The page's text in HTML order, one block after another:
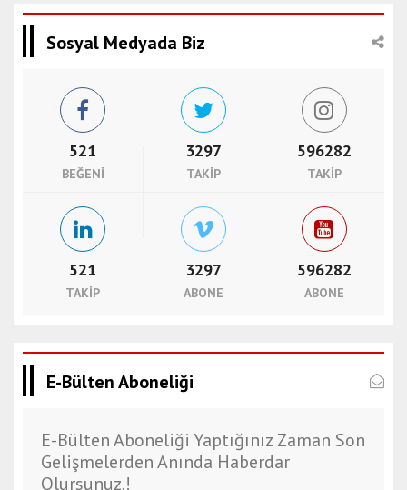
Sosyal Medyada Biz
521
BEĞENI
3297
TAKIP
596282
TAKIP
521
TAKIP
3297
ABONE
596282
ABONE
E-Bülten Aboneliği
E-Bülten Aboneliği Yaptığınız Zaman Son
Gelişmelerden Anında Haberdar
Olursunuz.!